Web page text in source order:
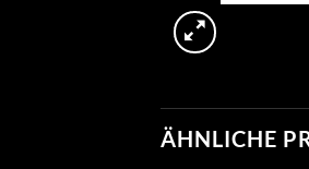
ÄHNLICHE